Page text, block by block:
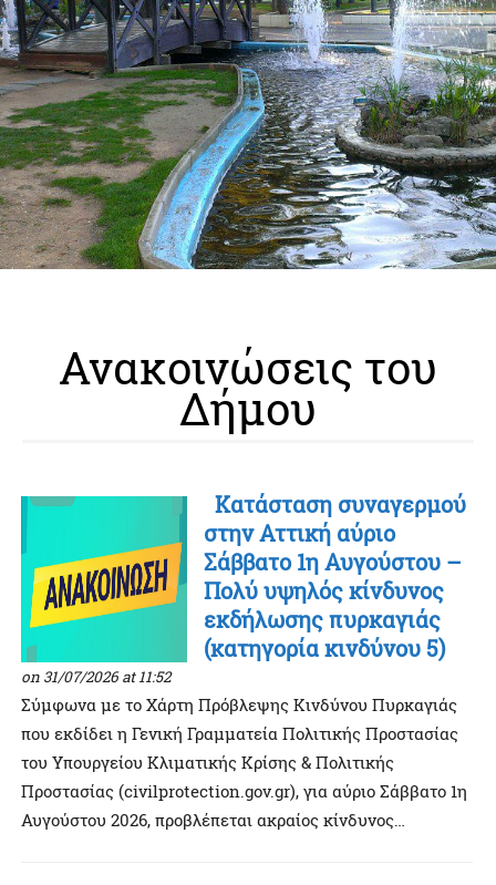
Ανακοινώσεις του
Δήμου
Κατάσταση συναγερμού
στην Αττική αύριο
Σάββατο 1η Αυγούστου –
Πολύ υψηλός κίνδυνος
εκδήλωσης πυρκαγιάς
(κατηγορία κινδύνου 5)
on 31/07/2026 at 11:52
Σύμφωνα με το Χάρτη Πρόβλεψης Κινδύνου Πυρκαγιάς
που εκδίδει η Γενική Γραμματεία Πολιτικής Προστασίας
του Υπουργείου Κλιματικής Κρίσης & Πολιτικής
Προστασίας (civilprotection.gov.gr), για αύριο Σάββατο 1η
Αυγούστου 2026, προβλέπεται ακραίος κίνδυνος